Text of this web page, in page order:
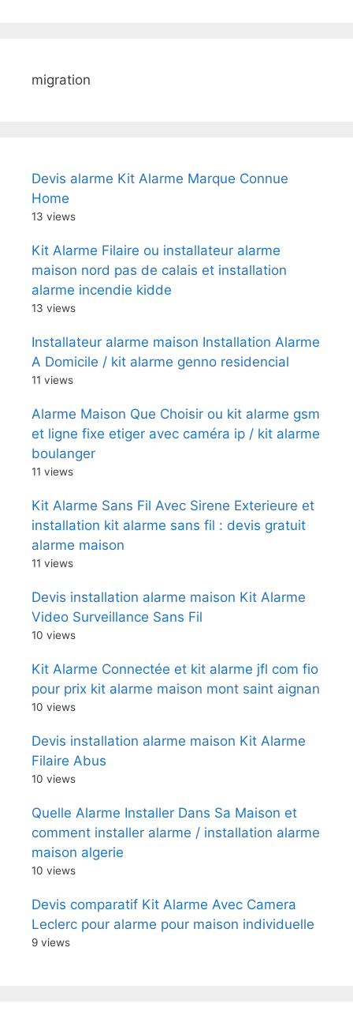
migration
Devis alarme Kit Alarme Marque Connue
Home
13 views
Kit Alarme Filaire ou installateur alarme
maison nord pas de calais et installation
alarme incendie kidde
13 views
Installateur alarme maison Installation Alarme
A Domicile / kit alarme genno residencial
11 views
Alarme Maison Que Choisir ou kit alarme gsm
et ligne fixe etiger avec caméra ip / kit alarme
boulanger
11 views
Kit Alarme Sans Fil Avec Sirene Exterieure et
installation kit alarme sans fil : devis gratuit
alarme maison
11 views
Devis installation alarme maison Kit Alarme
Video Surveillance Sans Fil
10 views
Kit Alarme Connectée et kit alarme jfl com fio
pour prix kit alarme maison mont saint aignan
10 views
Devis installation alarme maison Kit Alarme
Filaire Abus
10 views
Quelle Alarme Installer Dans Sa Maison et
comment installer alarme / installation alarme
maison algerie
10 views
Devis comparatif Kit Alarme Avec Camera
Leclerc pour alarme pour maison individuelle
9 views